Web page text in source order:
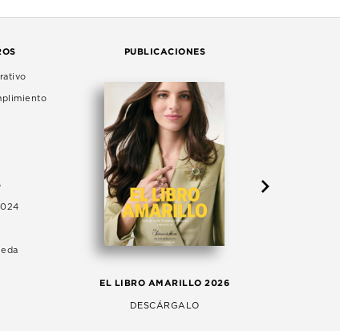
PUBLICACIONES
EL LIBRO AMARILLO 2026
DESCÁRGALO